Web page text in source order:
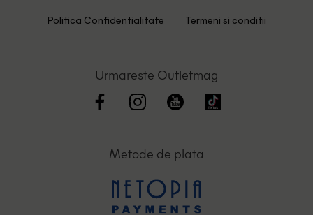
Politica Confidentialitate Termeni si conditii
Urmareste Outletmag
Metode de plata